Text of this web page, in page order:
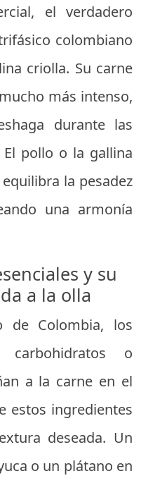
el verdadero
colombiano
criolla. Su carne
más intenso,
durante las
pollo o la gallina
la pesadez
una armonía
y su
a la olla
de Colombia, los
o
a la carne en el
estos ingredientes
deseada. Un
o un plátano en